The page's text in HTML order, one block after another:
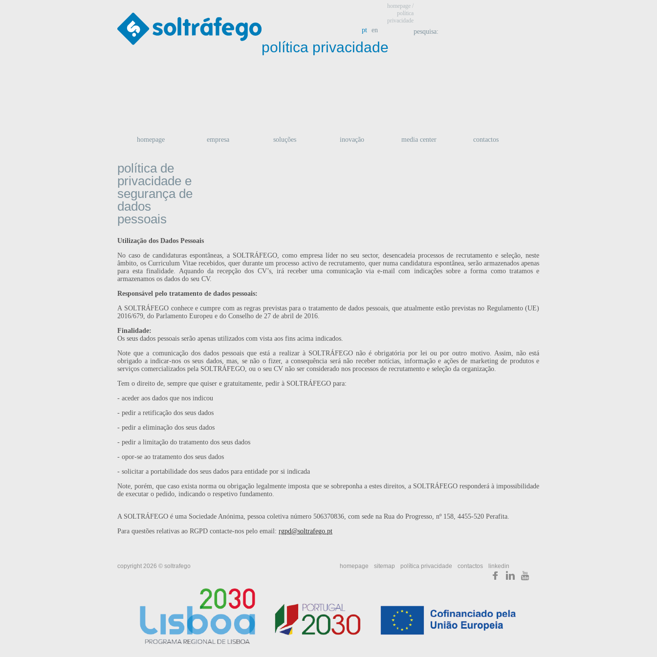
pesquisa:
pt en
homepage empresa soluções inovação media center contactos
homepage /
política
privacidade
política privacidade
política de
privacidade e
segurança de
dados
pessoais
Utilização dos Dados Pessoais
No caso de candidaturas espontâneas, a SOLTRÁFEGO, como empresa líder no seu sector, desencadeia processos de recrutamento e seleção, neste
âmbito, os Curriculum Vitae recebidos, quer durante um processo activo de recrutamento, quer numa candidatura espontânea, serão armazenados apenas
para esta finalidade. Aquando da recepção dos CV’s, irá receber uma comunicação via e-mail com indicações sobre a forma como tratamos e
armazenamos os dados do seu CV.
Responsável pelo tratamento de dados pessoais:
A SOLTRÁFEGO conhece e cumpre com as regras previstas para o tratamento de dados pessoais, que atualmente estão previstas no Regulamento (UE)
2016/679, do Parlamento Europeu e do Conselho de 27 de abril de 2016.
Finalidade:
Os seus dados pessoais serão apenas utilizados com vista aos fins acima indicados.
Note que a comunicação dos dados pessoais que está a realizar à SOLTRÁFEGO não é obrigatória por lei ou por outro motivo. Assim, não está
obrigado a indicar-nos os seus dados, mas, se não o fizer, a consequência será não receber notícias, informação e ações de marketing de produtos e
serviços comercializados pela SOLTRÁFEGO, ou o seu CV não ser considerado nos processos de recrutamento e seleção da organização.
Tem o direito de, sempre que quiser e gratuitamente, pedir à SOLTRÁFEGO para:
- aceder aos dados que nos indicou
- pedir a retificação dos seus dados
- pedir a eliminação dos seus dados
- pedir a limitação do tratamento dos seus dados
- opor-se ao tratamento dos seus dados
- solicitar a portabilidade dos seus dados para entidade por si indicada
Note, porém, que caso exista norma ou obrigação legalmente imposta que se sobreponha a estes direitos, a SOLTRÁFEGO responderá à impossibilidade
de executar o pedido, indicando o respetivo fundamento.
A SOLTRÁFEGO é uma Sociedade Anónima, pessoa coletiva número 506370836, com sede na Rua do Progresso, nº 158, 4455-520 Perafita.
Para questões relativas ao RGPD contacte-nos pelo email: rgpd@soltrafego.pt
copyright 2026 © soltrafego homepage sitemap política privacidade contactos linkedin